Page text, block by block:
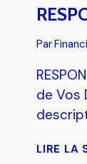
Par
de Vos
LIRE LA